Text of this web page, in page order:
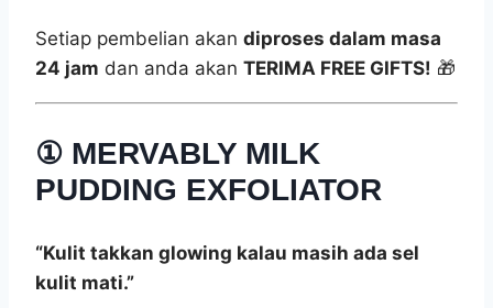
Setiap pembelian akan diproses dalam masa
24 jam dan anda akan TERIMA FREE GIFTS! 🎁
① MERVABLY MILK
PUDDING EXFOLIATOR
“Kulit takkan glowing kalau masih ada sel
kulit mati.”